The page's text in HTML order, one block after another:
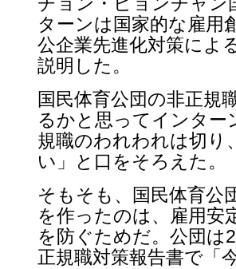
ターンは国家的な雇用
公企業先進化対策によ
説明した。
国民体育公団の非正規
るかと思ってインター
規職のわれわれは切り
い」と口をそろえた。
そもそも、国民体育公
を作ったのは、雇用安
を防ぐためだ。公団は
正規職対策報告書で「